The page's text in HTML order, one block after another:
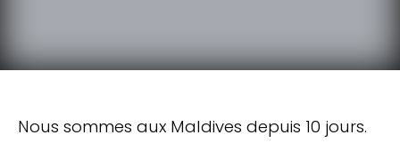
Nous sommes aux Maldives depuis 10 jours.